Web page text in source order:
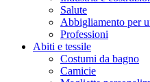
Salute
Abbigliamento per
Professioni
Abiti e tessile
Costumi da bagno
Camicie